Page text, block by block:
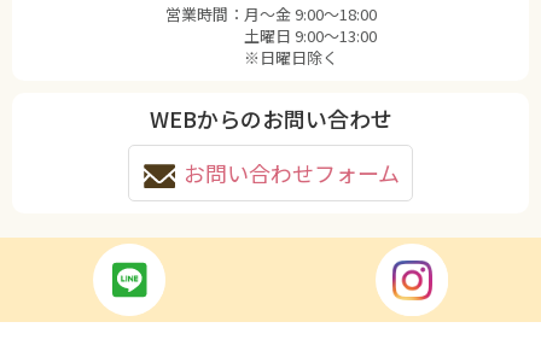
営業時間： 月〜金 9:00〜18:00
土曜日 9:00〜13:00
※日曜日除く
WEBからのお問い合わせ
お問い合わせフォーム